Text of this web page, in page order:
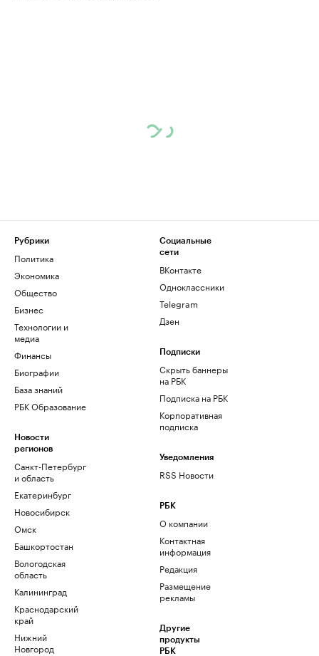
Рубрики
Политика
Экономика
Общество
Бизнес
Технологии и
медиа
Финансы
Биографии
База знаний
РБК Образование
Новости
регионов
Санкт-Петербург
и область
Екатеринбург
Новосибирск
Омск
Башкортостан
Вологодская
область
Калининград
Краснодарский
край
Нижний
Новгород
Социальные
сети
ВКонтакте
Одноклассники
Telegram
Дзен
Подписки
Скрыть баннеры
на РБК
Подписка на РБК
Корпоративная
подписка
Уведомления
RSS Новости
РБК
О компании
Контактная
информация
Редакция
Размещение
рекламы
Другие
продукты
РБК